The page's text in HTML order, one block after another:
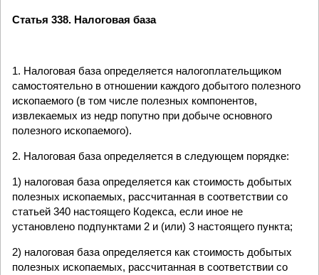
Статья 338. Налоговая база
1. Налоговая база определяется налогоплательщиком
самостоятельно в отношении каждого добытого полезного
ископаемого (в том числе полезных компонентов,
извлекаемых из недр попутно при добыче основного
полезного ископаемого).
2. Налоговая база определяется в следующем порядке:
1) налоговая база определяется как стоимость добытых
полезных ископаемых, рассчитанная в соответствии со
статьей 340 настоящего Кодекса, если иное не
установлено подпунктами 2 и (или) 3 настоящего пункта;
2) налоговая база определяется как стоимость добытых
полезных ископаемых, рассчитанная в соответствии со